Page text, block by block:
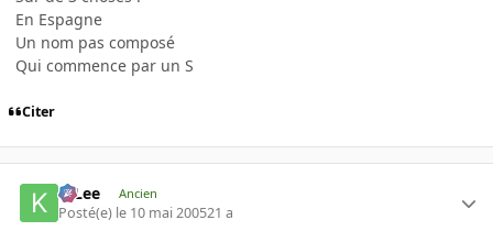
En Espagne
Un nom pas composé
Qui commence par un S
Citer
K-Lee Ancien
Posté(e) le 10 mai 200521 a